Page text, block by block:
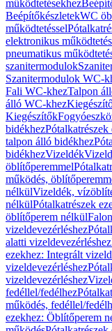
működtetésekhez
BeépítőkészletekWC
működtetéssel
elektronikus
pneumatikus
szanitermodulok
Szanitermodulok WC-
Fali WC-khezTalpon
álló WC-khez
Kiegészítők
bidékhez
talpon álló bidékhez
bidékhezVizeldék
öblítőperemmel
működés,
nélkülVizeldék,
nélkülPótalkatrészek
öblítőperem nélkül
vizeldevezérléshez
alatti vizeldevezérléshez
ezekhez: Integrált
vizeldevezérléshez
vizeldevezérléshez
fedéllel/fedélhez
működés, fedéllel/
ezekhez: Öblítőperem